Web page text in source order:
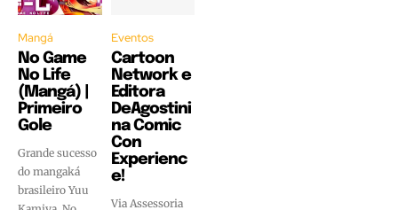
Mangá
No Game
No Life
(Mangá) |
Primeiro
Gole
Grande sucesso
do mangaká
brasileiro Yuu
Eventos
Cartoon
Network e
Editora
DeAgostini
na Comic
Con
Experienc
e!
Via Assessoria